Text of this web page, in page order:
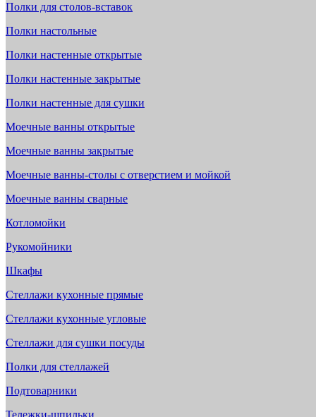
Полки для столов-вставок
Полки настольные
Полки настенные открытые
Полки настенные закрытые
Полки настенные для сушки
Моечные ванны открытые
Моечные ванны закрытые
Моечные ванны-столы с отверстием и мойкой
Моечные ванны сварные
Котломойки
Рукомойники
Шкафы
Стеллажи кухонные прямые
Стеллажи кухонные угловые
Стеллажи для сушки посуды
Полки для стеллажей
Подтоварники
Тележки-шпильки